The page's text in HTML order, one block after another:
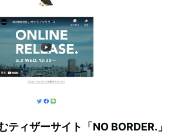
ティザーサイト「NO BORDER.」